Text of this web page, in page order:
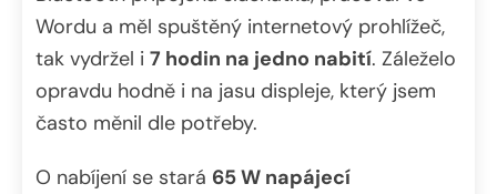
Wordu a měl spuštěný internetový prohlížeč,
tak vydržel i 7 hodin na jedno nabití. Záleželo
opravdu hodně i na jasu displeje, který jsem
často měnil dle potřeby.
O nabíjení se stará 65 W napájecí